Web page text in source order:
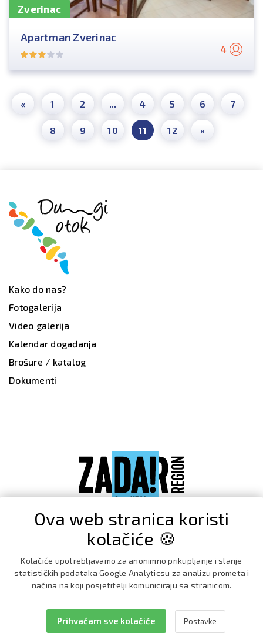
Zverinac
Apartman Zverinac
4
« 1 2 ... 4 5 6 7
8 9 10 11 12 »
Kako do nas?
Fotogalerija
Video galerija
Kalendar događanja
Brošure / katalog
Dokumenti
Ova web stranica koristi
kolačiće 🍪
Kolačiće upotrebljavamo za anonimno prikupljanje i slanje
statističkih podataka Google Analyticsu za analizu prometa i
načina na koji posjetitelji komuniciraju sa stranicom.
Prihvaćam sve kolačiće Postavke